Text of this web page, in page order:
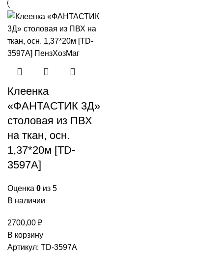
Клеенка
«ФАНТАСТИК 3Д»
столовая из ПВХ
на ткан, осн.
1,37*20м [TD-
3597A]
Оценка 0 из 5
В наличии
2700,00 ₽
Количество
товара
В корзину
Артикул: TD-3597A